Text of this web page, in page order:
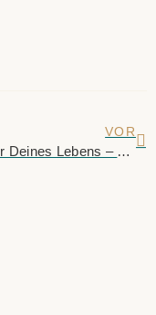
VOR
Sommer Deines Lebens – Punkte sammeln